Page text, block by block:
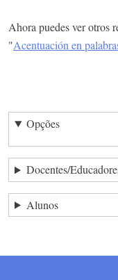
Ahora puedes ver otros
"Acentuación en
Opções
Docentes/
Alunos